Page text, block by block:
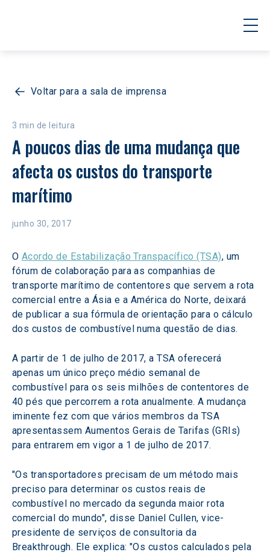
Voltar para a sala de imprensa
3 min de leitura
A poucos dias de uma mudança que
afecta os custos do transporte
marítimo
junho 30, 2017
O Acordo de Estabilização Transpacífico (TSA), um
fórum de colaboração para as companhias de
transporte marítimo de contentores que servem a rota
comercial entre a Ásia e a América do Norte, deixará
de publicar a sua fórmula de orientação para o cálculo
dos custos de combustível numa questão de dias.
A partir de 1 de julho de 2017, a TSA oferecerá
apenas um único preço médio semanal de
combustível para os seis milhões de contentores de
40 pés que percorrem a rota anualmente. A mudança
iminente fez com que vários membros da TSA
apresentassem Aumentos Gerais de Tarifas (GRIs)
para entrarem em vigor a 1 de julho de 2017.
"Os transportadores precisam de um método mais
preciso para determinar os custos reais de
combustível no mercado da segunda maior rota
comercial do mundo", disse Daniel Cullen, vice-
presidente de serviços de consultoria da
Breakthrough. Ele explica: "Os custos calculados pela